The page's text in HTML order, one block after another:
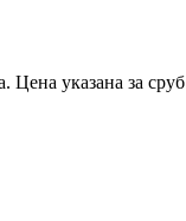
указана за сруб